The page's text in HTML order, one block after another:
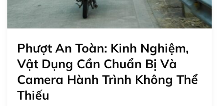
Phượt An Toàn: Kinh Nghiệm,
Vật Dụng Cần Chuẩn Bị Và
Camera Hành Trình Không Thể
Thiếu